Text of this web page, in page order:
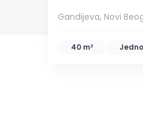
Gandijeva, Novi
40 m²